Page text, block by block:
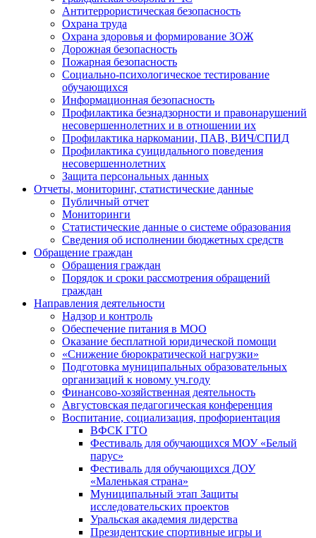
Антитеррористическая безопасность
Охрана труда
Охрана здоровья и формирование ЗОЖ
Дорожная безопасность
Пожарная безопасность
Социально-психологическое тестирование
обучающихся
Информационная безопасность
Профилактика безнадзорности и правонарушений
несовершеннолетних и в отношении их
Профилактика наркомании, ПАВ, ВИЧ/СПИД
Профилактика суицидального поведения
несовершеннолетних
Защита персональных данных
Отчеты, мониторинг, статистические данные
Публичный отчет
Мониторинги
Статистические данные о системе образования
Сведения об исполнении бюджетных средств
Обращение граждан
Обращения граждан
Порядок и сроки рассмотрения обращений
граждан
Направления деятельности
Надзор и контроль
Обеспечение питания в МОО
Оказание бесплатной юридической помощи
«Снижение бюрократической нагрузки»
Подготовка муниципальных образовательных
организаций к новому уч.году
Финансово-хозяйственная деятельность
Августовская педагогическая конференция
Воспитание, социализация, профориентация
ВФСК ГТО
Фестиваль для обучающихся МОУ «Белый
парус»
Фестиваль для обучающихся ДОУ
«Маленькая страна»
Муниципальный этап Защиты
исследовательских проектов
Уральская академия лидерства
Президентские спортивные игры и